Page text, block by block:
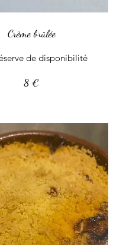
Crème brûlée
de disponibilité
8 €